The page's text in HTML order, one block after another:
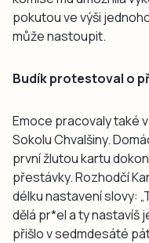
pokutou ve výši
může nastoupit.
Budík protestoval o
Emoce pracovaly také
Sokolu Chvalšiny.
první žlutou kartu
přestávky. Rozhodčí
délku nastavení slovy:
dělá pr*el a ty nastavíš
přišlo v sedmdesáté